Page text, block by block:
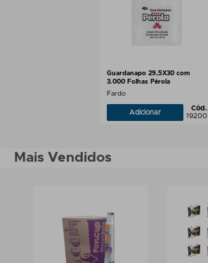
Guardanapo 29,5X30 com
3.000 Folhas Pérola
Fardo
Adicionar
Cód.
19200
Mais Vendidos